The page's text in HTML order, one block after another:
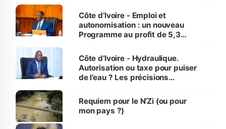
et Yamoussoukro
Côte d’Ivoire - Emploi et
autonomisation : un nouveau
Programme au profit de 5,3
Côte d’Ivoire - Hydraulique.
Autorisation ou taxe pour puiser
de l’eau ? Les précisions
Requiem pour le N’Zi (ou pour
mon pays ?)